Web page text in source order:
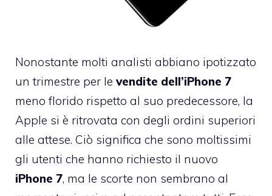
Nonostante molti analisti abbiano ipotizzato
un trimestre per le vendite dell’iPhone 7
meno florido rispetto al suo predecessore, la
Apple si è ritrovata con degli ordini superiori
alle attese. Ciò significa che sono moltissimi
gli utenti che hanno richiesto il nuovo
iPhone 7, ma le scorte non sembrano al